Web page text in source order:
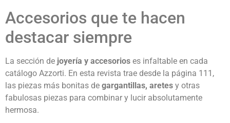
Accesorios que te hacen
destacar siempre
La sección de joyería y accesorios es infaltable en cada
catálogo Azzorti. En esta revista trae desde la página 111,
las piezas más bonitas de gargantillas, aretes y otras
fabulosas piezas para combinar y lucir absolutamente
hermosa.